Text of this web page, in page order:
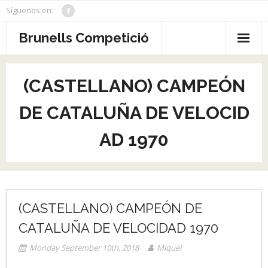
Skip
content
Síguenos en:
Brunells Competició
Home
News
Biography
Replica Collection
About
Contact
(CASTELLANO) CAMPEÓN
DE CATALUÑA DE VELOCID
AD 1970
(CASTELLANO) CAMPEÓN DE
CATALUÑA DE VELOCIDAD 1970
Monday September 10th, 2018 Miquel